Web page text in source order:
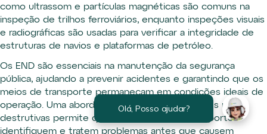
como ultrassom e partículas magnéticas são comuns na
inspeção de trilhos ferroviários, enquanto inspeções visuais
e radiográficas são usadas para verificar a integridade de
estruturas de navios e plataformas de petróleo.
Os END são essenciais na manutenção da segurança
pública, ajudando a prevenir acidentes e garantindo que os
meios de transporte permaneçam em condições ideais de
operação. Uma abordagem proativa às inspeções não
destrutivas permite que as empresas de transporte
identifiquem e tratem problemas antes que causem